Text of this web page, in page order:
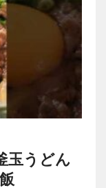
玉うどん